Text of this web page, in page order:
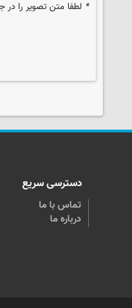
* لطفا متن تصویر را در
دسترسی سریع
تماس با ما
درباره ما